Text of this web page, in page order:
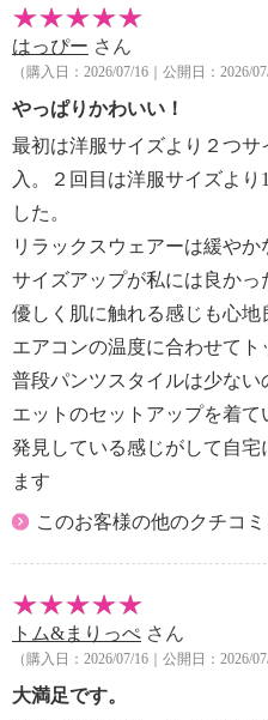
・タンブル乾燥：不可
・自然乾燥：日陰の吊り干し
・アイロン仕上げ：可（中
・ドライクリーニング：不可
【メンテナンス（ケアラベ
・単品洗い
・水や汗などによる色落ち
・毛玉が生じるおそれあり
・ネット使用
・無蛍光洗剤使用
【原産国（地）】
・中国製
はっぴー さん
（購入日：2026/07/16｜公開日：2026/07/
やっぱりかわいい！
最初は洋服サイズより２つ
入。２回目は洋服サイズよ
した。
リラックスウェアーは緩や
サイズアップが私には良かっ
優しく肌に触れる感じも心地
エアコンの温度に合わせてト
普段パンツスタイルは少な
エットのセットアップを着
発見している感じがして自宅
ます
このお客様の他のクチコ
トム&まりっぺ さん
（購入日：2026/07/16｜公開日：2026/07/
大満足です。